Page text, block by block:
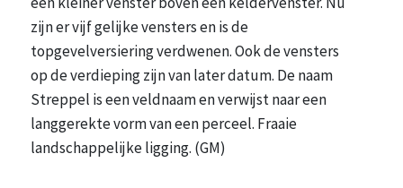
zijn er vijf gelijke vensters en is de
topgevelversiering verdwenen. Ook de vensters
op de verdieping zijn van later datum. De naam
Streppel is een veldnaam en verwijst naar een
langgerekte vorm van een perceel. Fraaie
landschappelijke ligging. (GM)